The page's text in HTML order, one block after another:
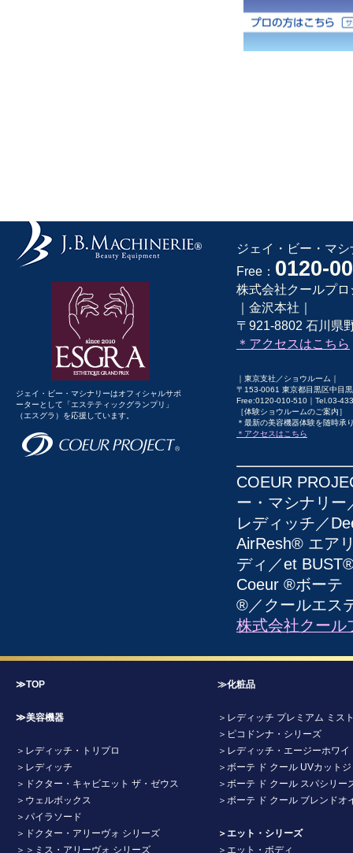
ジェイ・ビー・マシナリーはオフィシャルサポ
ーターとして「エステティックグランプリ」
（エスグラ）を応援しています。
ジェイ・ビー・マ
Free： 0120-
株式会社クールプ
｜金沢本社｜
〒921-8802 石川県
＊アクセスはこちら
｜東京支社／ショウルーム｜
〒153-0061 東京都目黒区中目
Free:0120-010-510｜Tel.03-
［体験ショウルームのご案内］
＊最新の美容機器体験を随時承
＊アクセスはこちら
COEUR
ー・マシナリ
レディッチ／
AirResh® エア
ディ／et
Coeur ®ボーテ
®／クールエス
株式会社クール